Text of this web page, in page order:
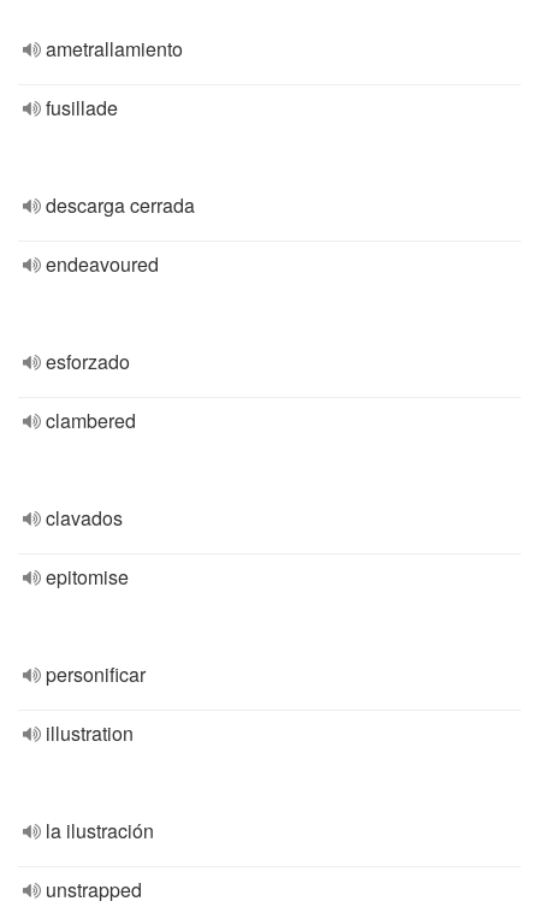
ametrallamiento
fusillade
descarga cerrada
endeavoured
esforzado
clambered
clavados
epitomise
personificar
illustration
la ilustración
unstrapped